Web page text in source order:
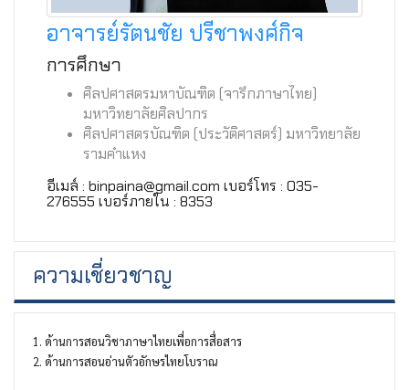
อาจารย์รัตนชัย ปรีชาพงศ์กิจ
การศึกษา
ศิลปศาสตรมหาบัณฑิต (จารึกภาษาไทย)
มหาวิทยาลัยศิลปากร
ศิลปศาสตรบัณฑิต (ประวัติศาสตร์) มหาวิทยาลัย
รามคำแหง
อีเมล์ : binpaina@gmail.com เบอร์โทร : 035-
276555 เบอร์ภายใน : 8353
ความเชี่ยวชาญ
1. ด้านการสอนวิชาภาษาไทยเพื่อการสื่อสาร
2. ด้านการสอนอ่านตัวอักษรไทยโบราณ